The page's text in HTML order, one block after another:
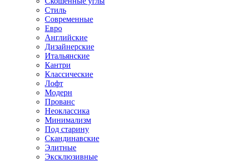
Стиль
Современные
Евро
Английские
Дизайнерские
Итальянские
Кантри
Классические
Лофт
Модерн
Прованс
Неоклассика
Минимализм
Под старину
Скандинавские
Элитные
Эксклюзивные